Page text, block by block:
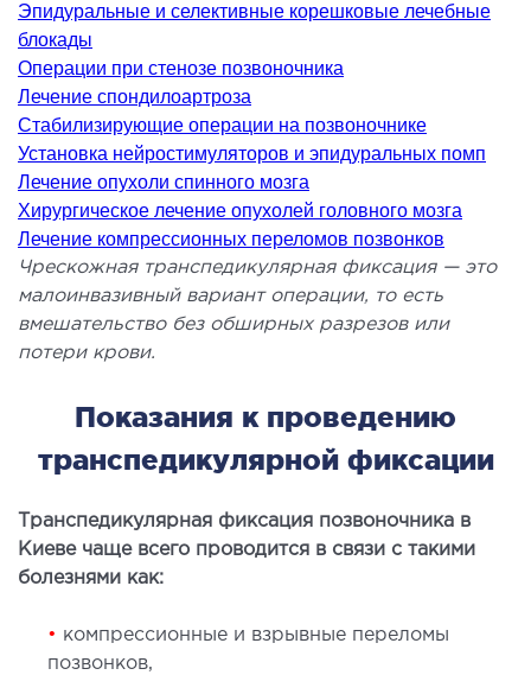
ЗАБОЛЕВАНИЯ
горла и гортани
носа
ушей
И ЛОР-ХИРУРГИЯ
лечение полости носа и
лечение заболеваний и
лечение храпа
хирургия лица
хирургия тела
урология
И ДЕРМАТОЛОГИЯ
Эпидуральные и селективные корешковые лечебные
блокады
Операции при стенозе позвоночника
Лечение спондилоартроза
Стабилизирующие операции на позвоночнике
Установка нейростимуляторов и эпидуральных помп
Лечение опухоли спинного мозга
Хирургическое лечение опухолей головного мозга
Лечение компрессионных переломов позвонков
Чрескожная транспедикулярная фиксация — это
малоинвазивный вариант операции, то есть
вмешательство без обширных разрезов или
потери крови.
Показания к проведению
транспедикулярной фиксации
Транспедикулярная фиксация позвоночника в
Киеве чаще всего проводится в связи с такими
болезнями как:
• компрессионные и взрывные переломы
позвонков,